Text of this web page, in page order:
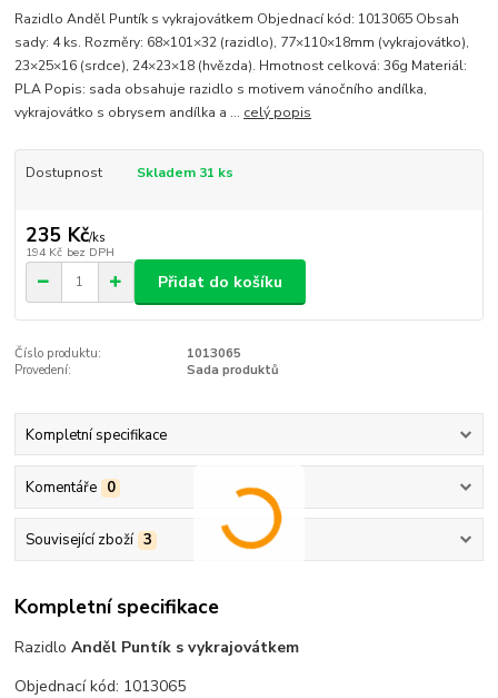
Razidlo Anděl Puntík s vykrajovátkem Objednací kód: 1013065 Obsah
sady: 4 ks. Rozměry: 68×101×32 (razidlo), 77×110×18mm (vykrajovátko),
23×25×16 (srdce), 24×23×18 (hvězda). Hmotnost celková: 36g Materiál:
PLA Popis: sada obsahuje razidlo s motivem vánočního andílka,
vykrajovátko s obrysem andílka a ... celý popis
Dostupnost Skladem 31 ks
235 Kč/ks
194 Kč bez DPH
Přidat do košíku
Číslo produktu:
1013065
Provedení:
Sada produktů
Kompletní specifikace
Komentáře 0
Související zboží 3
Kompletní specifikace
RazidloAnděl Puntík s vykrajovátkem
Objednací kód: 1013065